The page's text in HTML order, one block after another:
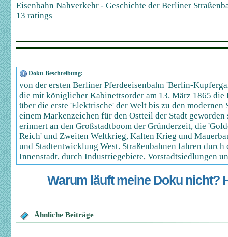
Eisenbahn Nahverkehr - Geschichte der Berliner
13 ratings
Doku-Beschreibung:
von der ersten Berliner Pferdeeisenbahn 'Berlin-
die mit königlicher Kabinettsorder am 13. März 1865
über die erste 'Elektrische' der Welt bis zu den modernen
einem Markenzeichen für den Ostteil der Stadt
erinnert an den Großstadtboom der Gründerzeit, die
Reich' und Zweiten Weltkrieg, Kalten Krieg und
und Stadtentwicklung West. Straßenbahnen fahren durch
Innenstadt, durch Industriegebiete, Vorstadtsiedlungen
Warum läuft meine Doku nicht?
Ähnliche Beiträge